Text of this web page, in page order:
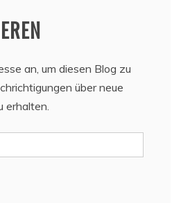
an, um diesen Blog zu
über neue
erhalten.